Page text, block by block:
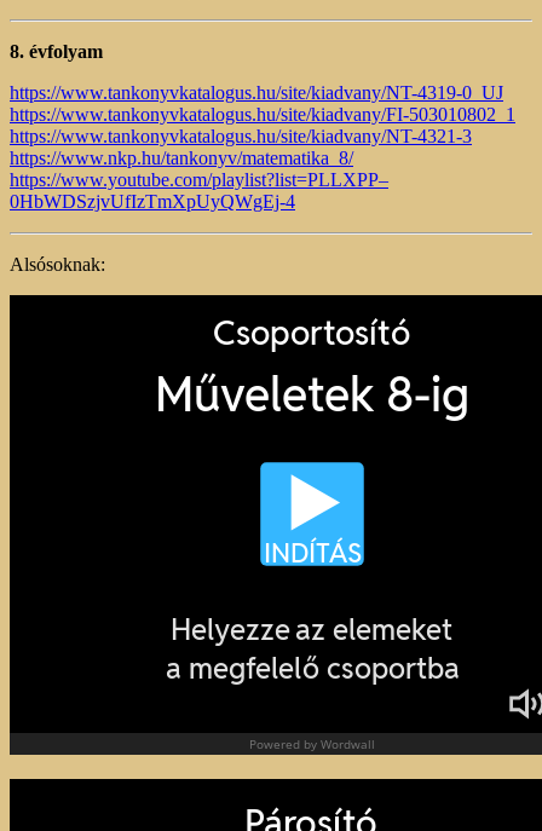
8. évfolyam
https://www.tankonyvkatalogus.hu/site/kiadvany/NT-4319-0_UJ
https://www.tankonyvkatalogus.hu/site/kiadvany/FI-503010802_1
https://www.tankonyvkatalogus.hu/site/kiadvany/NT-4321-3
https://www.nkp.hu/tankonyv/matematika_8/
https://www.youtube.com/playlist?list=PLLXPP–
0HbWDSzjvUfIzTmXpUyQWgEj-4
Alsósoknak: